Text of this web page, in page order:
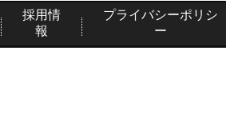
採用情
報
プライバシーポリシ
ー